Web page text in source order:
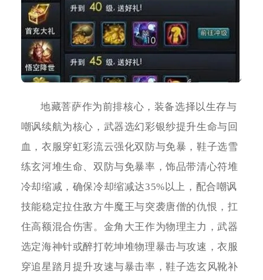
地藏菩萨作为前排核心，装备选择以生存与
嘲讽续航为核心，武器选幻彩银纱提升生命与回
血，衣服穿虹彩流云强化双防与免暴，鞋子选雪
练玄河堆生命、双防与免暴率，饰品带清心符堆
冷却缩减，确保冷却缩减达35%以上，配合嘲讽
技能稳定拉住敌方牛魔王与突袭唐僧的仇恨，扛
住高额混合伤害。金角大王作为物理主力，武器
选定海神针或醉打乾坤堆物理暴击与攻速，衣服
穿追星踏月提升攻速与暴击率，鞋子选玄风靴补